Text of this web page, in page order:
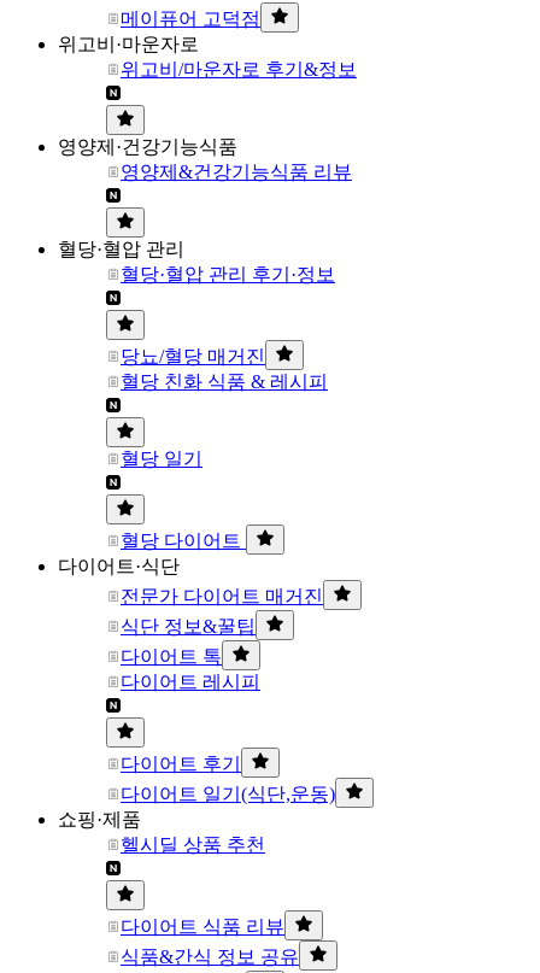
메이퓨어 고덕점
위고비·마운자로
위고비/마운자로 후기&정보
영양제·건강기능식품
영양제&건강기능식품 리뷰
혈당·혈압 관리
혈당·혈압 관리 후기·정보
당뇨/혈당 매거진
혈당 친화 식품 & 레시피
혈당 일기
혈당 다이어트
다이어트·식단
전문가 다이어트 매거진
식단 정보&꿀팁
다이어트 톡
다이어트 레시피
다이어트 후기
다이어트 일기(식단,운동)
쇼핑·제품
헬시딜 상품 추천
다이어트 식품 리뷰
식품&간식 정보 공유